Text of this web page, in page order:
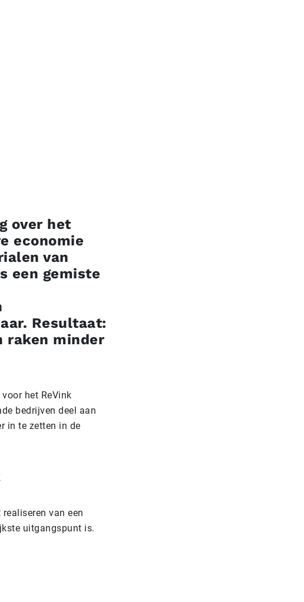
over het
economie
van
een gemiste
Resultaat:
raken minder
het ReVink
bedrijven deel aan
in te zetten in de
van een
uitgangspunt is.